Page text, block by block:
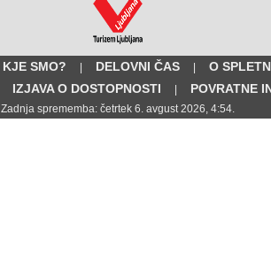
KJE SMO? | DELOVNI ČAS |
O
IZJAVA O DOSTOPNOSTI | POVRATNE
Zadnja sprememba: četrtek 6. avgust 2026, 4:54.